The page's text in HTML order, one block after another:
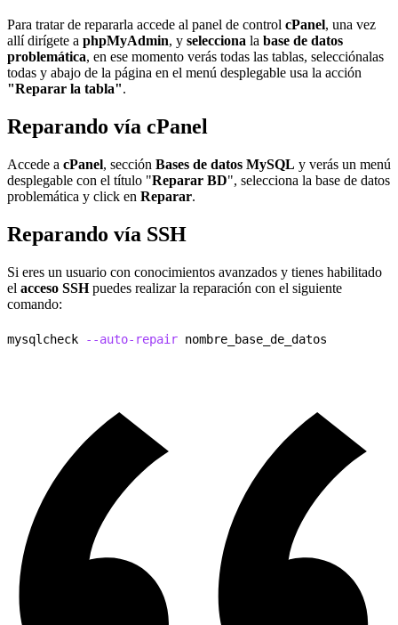
Para tratar de repararla accede al panel de control cPanel, una vez
allí dirígete a phpMyAdmin, y selecciona la base de datos
problemática, en ese momento verás todas las tablas, selecciónalas
todas y abajo de la página en el menú desplegable usa la acción
"Reparar la tabla".
Reparando vía cPanel
Accede a cPanel, sección Bases de datos MySQL y verás un menú
desplegable con el título "Reparar BD", selecciona la base de datos
problemática y click en Reparar.
Reparando vía SSH
Si eres un usuario con conocimientos avanzados y tienes habilitado
el acceso SSHpuedes realizar la reparación con el siguiente
comando:
mysqlcheck --auto-repair